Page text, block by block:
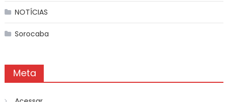
NOTÍCIAS
Sorocaba
Meta